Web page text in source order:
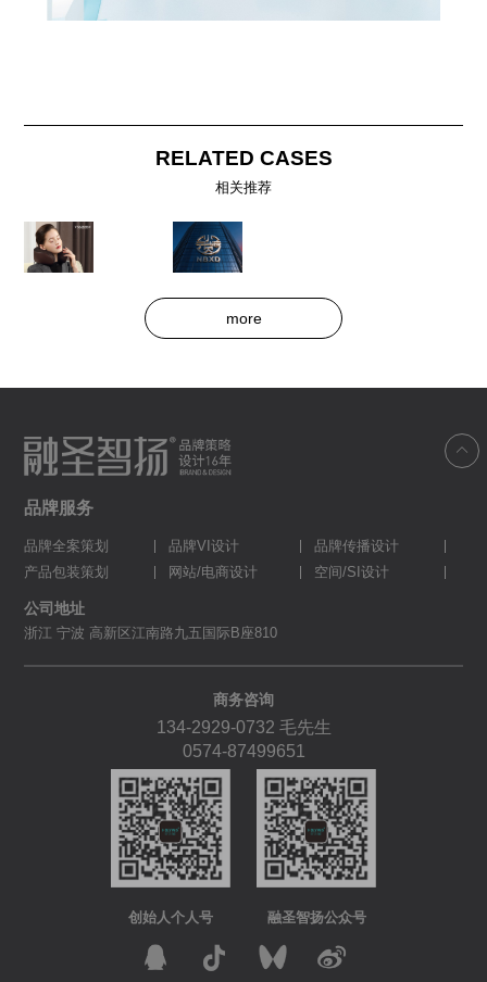
RELATED CASES
相关推荐
more
品牌服务
品牌全案策划 品牌VI设计
品牌传播设计
产品包装策划
网站/电商设计 空间/SI设计
公司地址
浙江 宁波 高新区江南路九五国际B座810
商务咨询
134-2929-0732 毛先生
0574-87499651
创始人个人号 融圣智扬公众号
